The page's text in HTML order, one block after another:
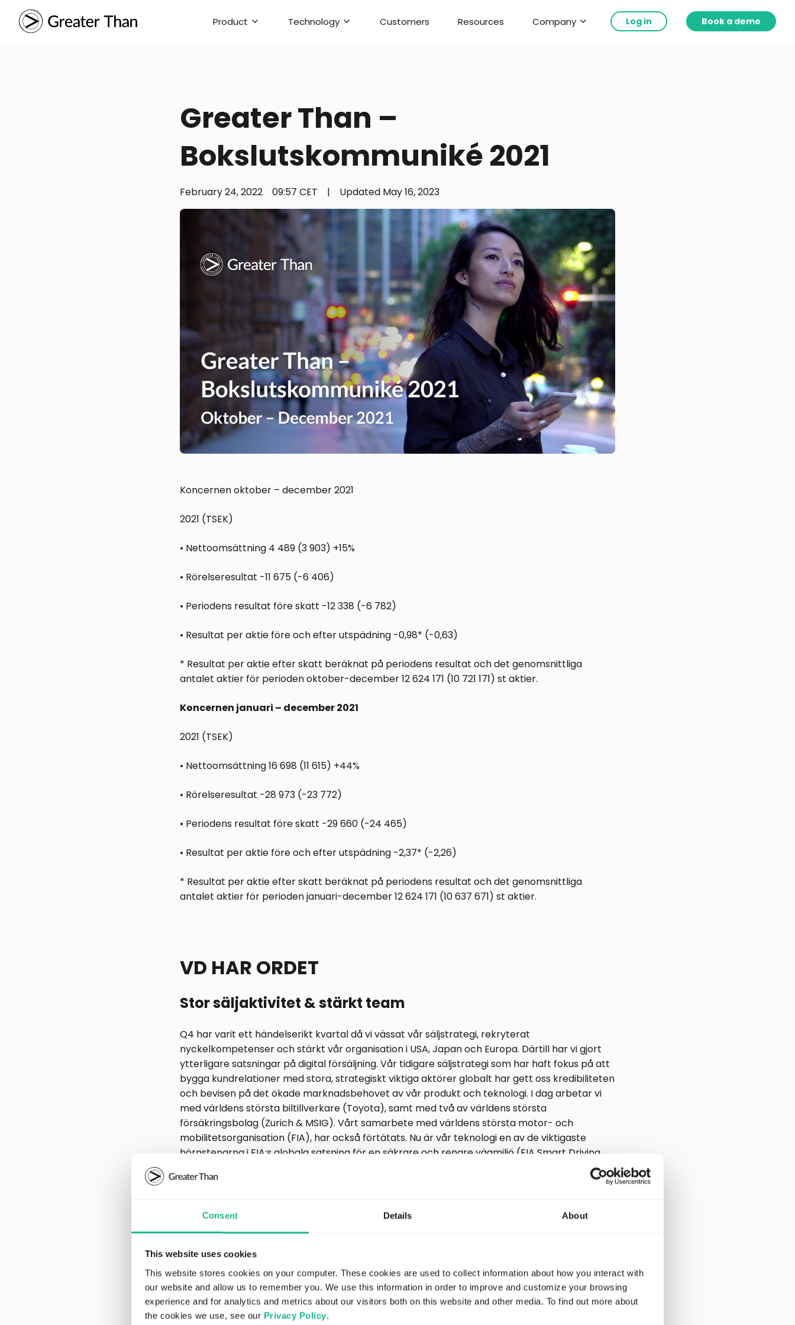
Consent Details About
This website uses cookies
This website stores cookies on your computer. These cookies are used to collect information about how you interact with
our website and allow us to remember you. We use this information in order to improve and customize your browsing
experience and for analytics and metrics about our visitors both on this website and other media. To find out more about
the cookies we use, see our Privacy Policy.
Product Technology Customers Resources Company Log in Book a demo
Greater Than –
Bokslutskommuniké 2021
February 24, 2022 09:57 CET | Updated May 16, 2023
Koncernen oktober – december 2021
2021 (TSEK)
• Nettoomsättning 4 489 (3 903) +15%
• Rörelseresultat -11 675 (-6 406)
• Periodens resultat före skatt -12 338 (-6 782)
• Resultat per aktie före och efter utspädning -0,98* (-0,63)
* Resultat per aktie efter skatt beräknat på periodens resultat och det genomsnittliga
antalet aktier för perioden oktober-december 12 624 171 (10 721 171) st aktier.
Koncernen januari – december 2021
2021 (TSEK)
• Nettoomsättning 16 698 (11 615) +44%
• Rörelseresultat -28 973 (-23 772)
• Periodens resultat före skatt -29 660 (-24 465)
• Resultat per aktie före och efter utspädning -2,37* (-2,26)
* Resultat per aktie efter skatt beräknat på periodens resultat och det genomsnittliga
antalet aktier för perioden januari-december 12 624 171 (10 637 671) st aktier.
VD HAR ORDET
Stor säljaktivitet & stärkt team
Q4 har varit ett händelserikt kvartal då vi vässat vår säljstrategi, rekryterat
nyckelkompetenser och stärkt vår organisation i USA, Japan och Europa. Därtill har vi gjort
ytterligare satsningar på digital försäljning. Vår tidigare säljstrategi som har haft fokus på att
bygga kundrelationer med stora, strategiskt viktiga aktörer globalt har gett oss kredibiliteten
och bevisen på det ökade marknadsbehovet av vår produkt och teknologi. I dag arbetar vi
med världens största biltillverkare (Toyota), samt med två av världens största
försäkringsbolag (Zurich & MSIG). Vårt samarbete med världens största motor- och
mobilitetsorganisation (FIA), har också förtätats. Nu är vår teknologi en av de viktigaste
hörnstenarna i FIA:s globala satsning för en säkrare och renare vägmiljö (FIA Smart Driving
flera marknader. Utöver försäljning mot de större aktörerna har vi nu börjat positionera oss
kommersiell utrullning, vilket vi under kvartalet har gjort med en internationellt stärkt
styrelse samt en utökad säljorganisation med vass internationell branschkompetens.
Under kvartalet har vi tagit vår teknologi ytterligare ett steg ut på elbilsmarknaden genom
lansering av en personifierad och dynamiskt prissatt elbilsförsäkring för Tryg Norge. Norge